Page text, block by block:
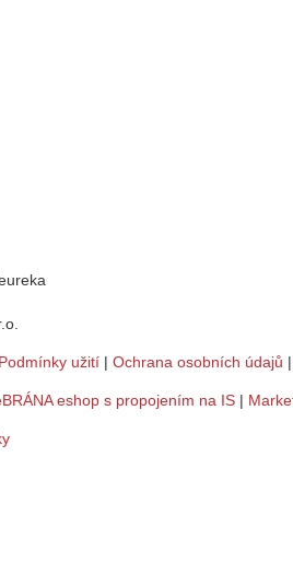
Podmínky užití | Ochrana osobních údajů
eshop s propojením na IS |